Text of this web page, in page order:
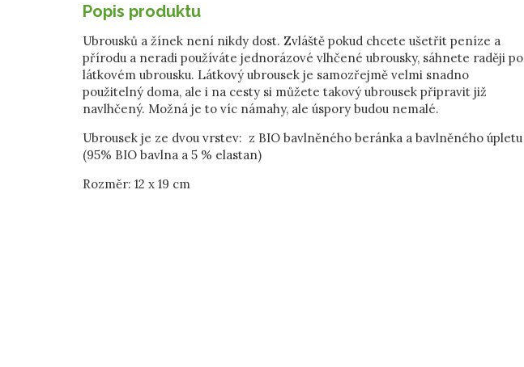
Popis produktu
Ubrousků a žínek není nikdy dost. Zvláště pokud chcete ušetřit peníze a
přírodu a neradi používáte jednorázové vlhčené ubrousky, sáhnete raději po
látkovém ubrousku. Látkový ubrousek je samozřejmě velmi snadno
použitelný doma, ale i na cesty si můžete takový ubrousek připravit již
navlhčený. Možná je to víc námahy, ale úspory budou nemalé.
Ubrousek je ze dvou vrstev: z BIO bavlněného beránka a bavlněného úpletu
(95% BIO bavlna a 5 % elastan)
Rozměr: 12 x 19 cm